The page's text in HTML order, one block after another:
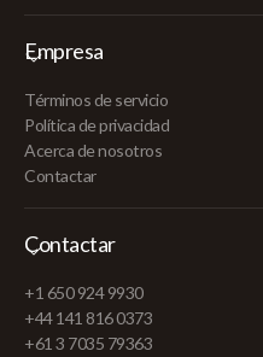
Empresa
Términos de servicio
Política de privacidad
Acerca de nosotros
Contactar
Contactar
+1 650 924 9930
+44 141 816 0373
+61 3 7035 79363